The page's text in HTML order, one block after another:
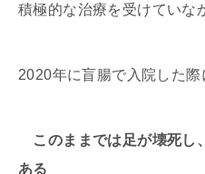
積極的な治療を受けていな
2020年に盲腸で入院した際
このままでは足が壊死し
ある